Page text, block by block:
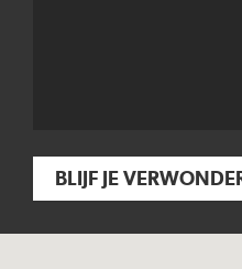
BLIJF JE